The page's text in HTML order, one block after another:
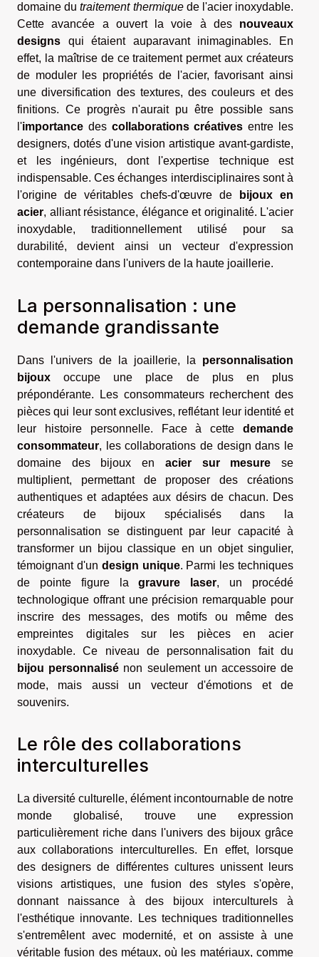
domaine dutraitement thermiquede l'acier inoxydable.
Cette avancée a ouvert la voie à des nouveaux
designs qui étaient auparavant inimaginables. En
effet, la maîtrise de ce traitement permet aux créateurs
de moduler les propriétés de l'acier, favorisant ainsi
une diversification des textures, des couleurs et des
finitions. Ce progrès n'aurait pu être possible sans
l'importance des collaborations créatives entre les
designers, dotés d'une vision artistique avant-gardiste,
et les ingénieurs, dont l'expertise technique est
indispensable. Ces échanges interdisciplinaires sont à
l'origine de véritables chefs-d'œuvre de
bijoux en
acier, alliant résistance, élégance et originalité. L'acier
inoxydable, traditionnellement utilisé pour sa
durabilité, devient ainsi un vecteur d'expression
contemporaine dans l'univers de la haute joaillerie.
La personnalisation : une
demande grandissante
Dans l'univers de la joaillerie, la personnalisation
bijoux occupe une place de plus en plus
prépondérante. Les consommateurs recherchent des
pièces qui leur sont exclusives, reflétant leur identité et
leur histoire personnelle. Face à cette demande
consommateur, les collaborations de design dans le
domaine des bijoux en acier sur mesure se
multiplient, permettant de proposer des créations
authentiques et adaptées aux désirs de chacun. Des
créateurs de bijoux spécialisés dans la
personnalisation se distinguent par leur capacité à
transformer un bijou classique en un objet singulier,
témoignant d'un design unique. Parmi les techniques
de pointe figure lagravure laser, un procédé
technologique offrant une précision remarquable pour
inscrire des messages, des motifs ou même des
empreintes digitales sur les pièces en acier
inoxydable. Ce niveau de personnalisation fait du
bijou personnalisé non seulement un accessoire de
mode, mais aussi un vecteur d'émotions et de
souvenirs.
Le rôle des collaborations
interculturelles
La diversité culturelle, élément incontournable de notre
monde globalisé, trouve une expression
particulièrement riche dans l'univers des bijoux grâce
aux collaborations interculturelles. En effet, lorsque
des designers de différentes cultures unissent leurs
visions artistiques, une fusion des styles s'opère,
donnant naissance à des bijoux interculturels à
l'esthétique innovante. Les techniques traditionnelles
s'entremêlent avec modernité, et on assiste à une
véritable fusion des métaux, où les matériaux, comme